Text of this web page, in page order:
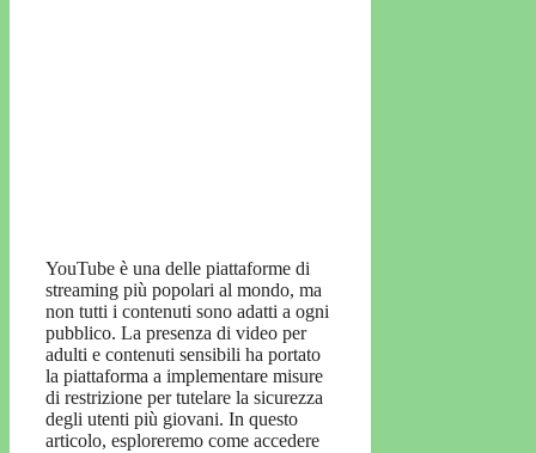
YouTube è una delle piattaforme di
streaming più popolari al mondo, ma
non tutti i contenuti sono adatti a ogni
pubblico. La presenza di video per
adulti e contenuti sensibili ha portato
la piattaforma a implementare misure
di restrizione per tutelare la sicurezza
degli utenti più giovani. In questo
articolo, esploreremo come accedere